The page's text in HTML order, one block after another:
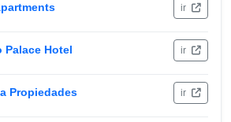
ir
Palace Hotel ir
Propiedades ir